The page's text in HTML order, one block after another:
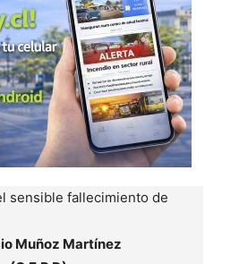
sensible fallecimiento de
Muñoz Martínez